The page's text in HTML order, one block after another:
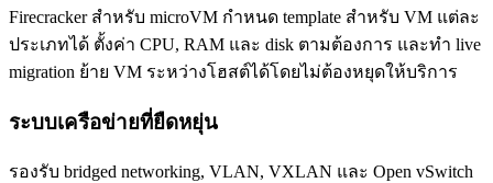
Firecracker สำหรับ microVM กำหนด template สำหรับ VM แต่ละ
ประเภทได้ ตั้งค่า CPU, RAM และ disk ตามต้องการ และทำ live
migration ย้าย VM ระหว่างโฮสต์ได้โดยไม่ต้องหยุดให้บริการ
ระบบเครือข่ายที่ยืดหยุ่น
รองรับ bridged networking, VLAN, VXLAN และ Open vSwitch